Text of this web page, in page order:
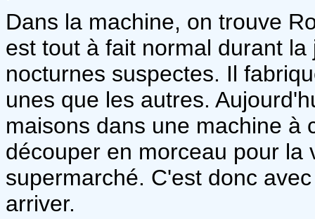
Dans la machine, on trouve
est tout à fait normal durant
nocturnes suspectes. Il
unes que les autres.
maisons dans une machine à
découper en morceau pour
supermarché. C'est donc
arriver.